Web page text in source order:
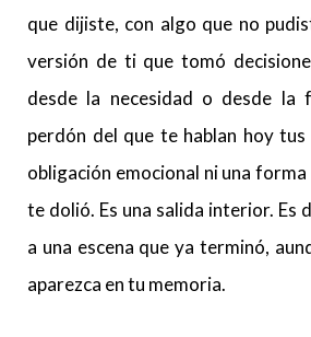
que dijiste, con algo que no
versión de ti que tomó
desde la necesidad o desde la
perdón del que te hablan hoy tus
obligación emocional ni una
te dolió. Es una salida interior. Es
a una escena que ya terminó,
aparezca en tu memoria.